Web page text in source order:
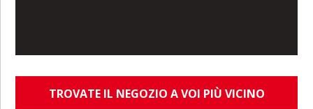
TROVATE IL NEGOZIO A VOI PIÙ VICINO